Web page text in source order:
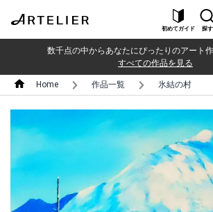
初めてガイド 探す
数千点の中からあなたにぴったりのアート
すべての作品を見る
Home 作品一覧 氷結の村